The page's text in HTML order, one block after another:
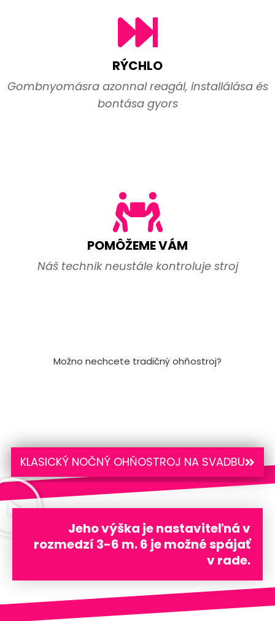
RÝCHLO
Gombnyomásra azonnal reagál, installálása és
bontása gyors
POMÔŽEME VÁM
Náš technik neustále kontroluje stroj
Možno nechcete tradičný ohňostroj?
KLASICKÝ NOČNÝ OHŇOSTROJ NA SVADBU
Jeho výška je nastaviteľná v
rozmedzí 3-6 m. 6 je možné spájať
v rade.